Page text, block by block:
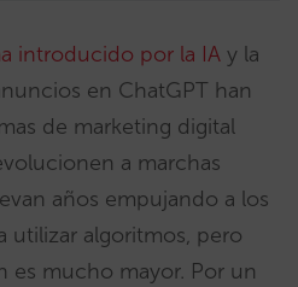
introducido por la IA y la
en ChatGPT han
de marketing digital
a marchas
años empujando a los
utilizar algoritmos, pero
es mucho mayor. Por un